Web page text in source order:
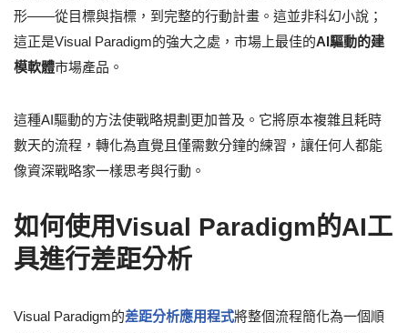
形——從目標與指標，到完整的行動計畫。這並非科幻小說；
這正是Visual Paradigm的強大之處，市場上最佳的AI驅動的建
模軟體市場產品。
這種AI驅動的方法使戰略規劃更加普及。它將原本複雜且耗時
數天的流程，轉化為直覺且僅需數分鐘的練習，讓任何人都能
像資深戰略家一樣思考與行動。
如何使用Visual Paradigm的AI工
具進行差距分析
Visual Paradigm的差距分析應用程式將整個流程簡化為一個順